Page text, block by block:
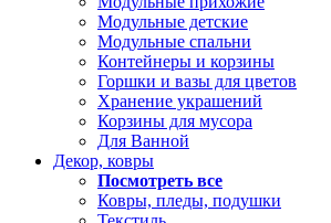
Модульные детские
Модульные спальни
Контейнеры и корзины
Горшки и вазы для цветов
Хранение украшений
Корзины для мусора
Для Ванной
Декор, ковры
Посмотреть все
Ковры, пледы, подушки